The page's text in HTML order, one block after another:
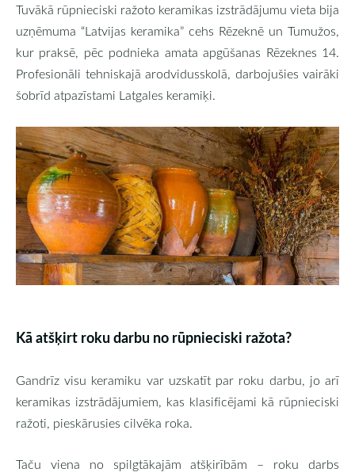
Tuvākā rūpnieciski ražoto keramikas izstrādājumu vieta bija
uzņēmuma “Latvijas keramika” cehs Rēzeknē un Tumužos,
kur praksē, pēc podnieka amata apgūšanas Rēzeknes 14.
Profesionāli tehniskajā arodvidusskolā, darbojušies vairāki
šobrīd atpazīstami Latgales keramiķi.
Kā atšķirt roku darbu no rūpnieciski ražota?
Gandrīz visu keramiku var uzskatīt par roku darbu, jo arī
keramikas izstrādājumiem, kas klasificējami kā rūpnieciski
ražoti, pieskārusies cilvēka roka.
Taču viena no spilgtākajām atšķirībām – roku darbs